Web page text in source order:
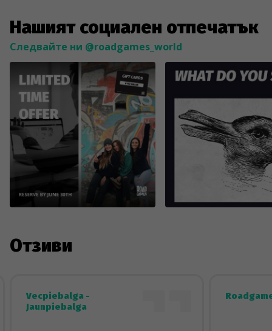
Нашият социален отпечатък
Следвайте ни @roadgames_world
Отзиви
Vecpiebalga -
Jaunpiebalga